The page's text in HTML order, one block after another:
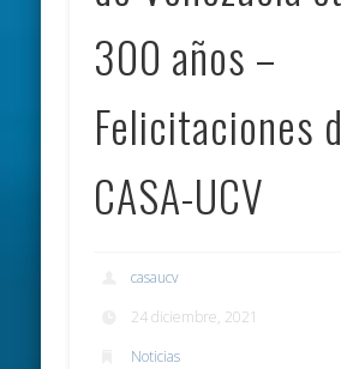
300 años –
Felicitaciones
CASA-UCV
casaucv
24 diciembre, 2021
Noticias